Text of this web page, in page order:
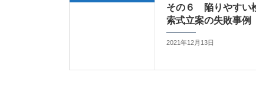
その６ 陥りやすい
索式立案の失敗事例
2021年12月13日